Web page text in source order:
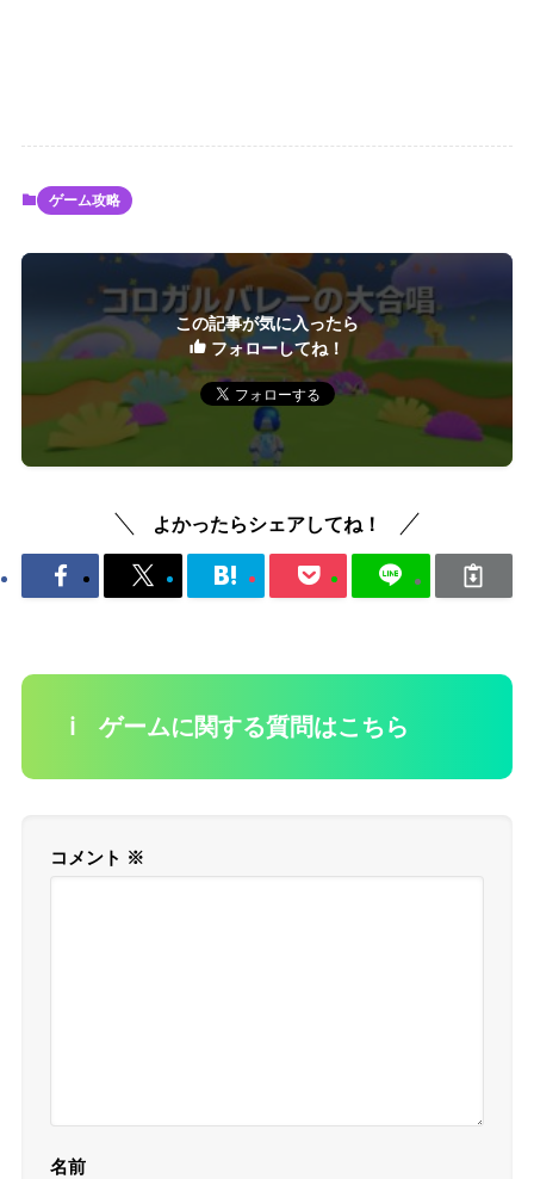
ゲーム攻略
この記事が気に入ったら
フォローしてね！
よかったらシェアしてね！
ℹ️ ゲームに関する質問はこちら
コメント ※
名前